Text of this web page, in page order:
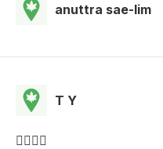
anuttra sae-lim
T Y
👍🏻👍🏻